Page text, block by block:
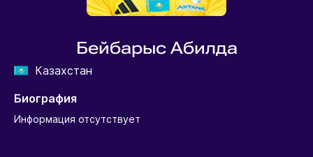
Бейбарыс Абилда
Казахстан
Биография
Информация отсутствует